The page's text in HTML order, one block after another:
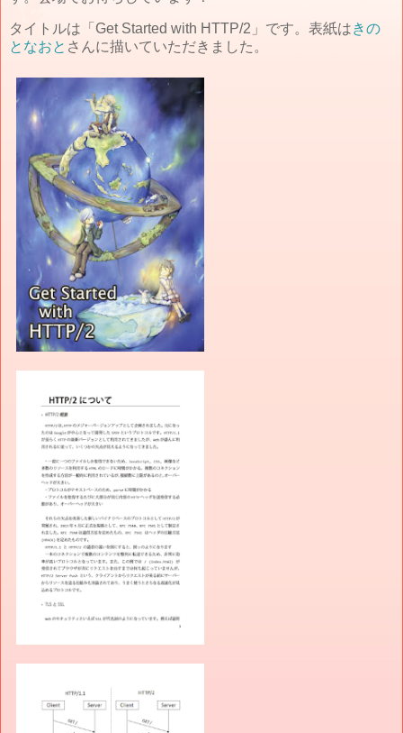
タイトルは「Get Started with HTTP/2」です。表紙はきの
となおと さんに描いていただきました。